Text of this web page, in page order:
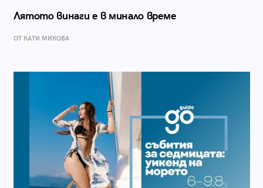
Лятото винаги е в минало време
ОТ КАТИ МИКОВА